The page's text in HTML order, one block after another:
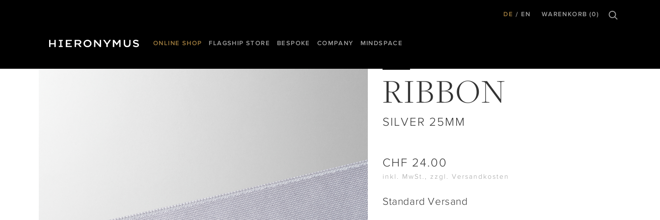
DE EN WARENKORB (0)
ONLINE SHOP FLAGSHIP STORE BESPOKE COMPANY MINDSPACE
RIBBON
SILVER 25MM
CHF 24.00
inkl. MwSt., zzgl. Versandkosten
Standard Versand